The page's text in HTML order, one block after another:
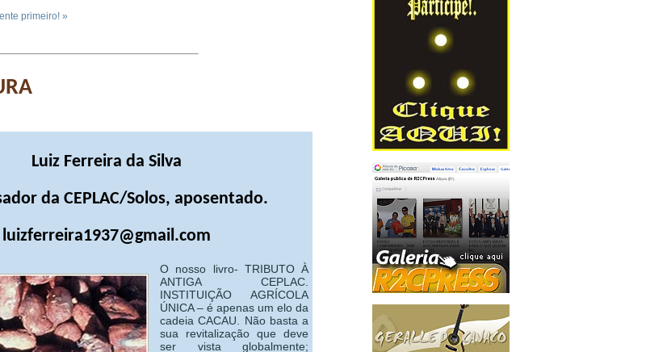
primeiro! »
Luiz Ferreira da Silva
da CEPLAC/Solos, aposentado.
luizferreira1937@gmail.com
O nosso livro- TRIBUTO À
ANTIGA CEPLAC.
INSTITUIÇÃO AGRÍCOLA
ÚNICA – é apenas um elo da
cadeia CACAU. Não basta a
sua revitalização que deve
ser vista globalmente;